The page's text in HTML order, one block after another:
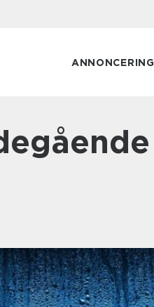
ANNONCERING